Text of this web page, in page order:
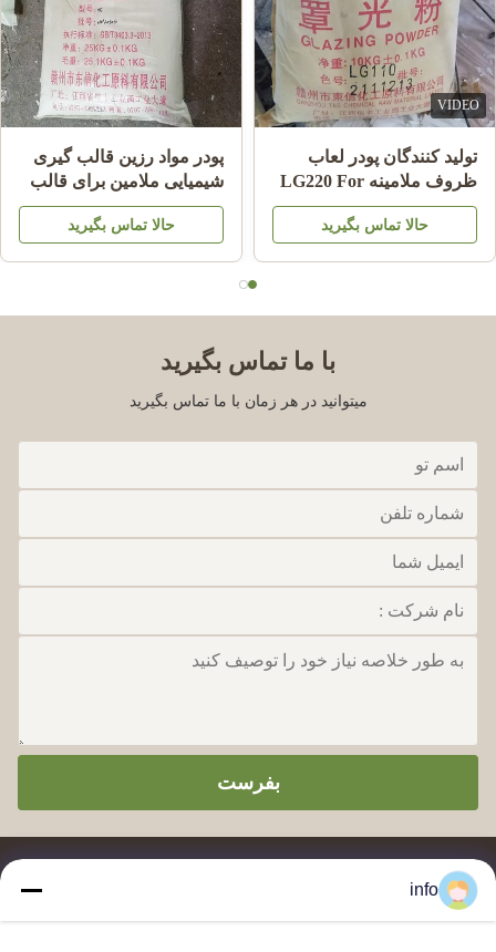
VIDEO
تولید کنندگان پودر لعاب
ظروف ملامینه LG220 For
Shining Plate Melamine
حالا تماس بگیرید
پودر مواد رزین قالب گیری
شیمیایی ملامین برای قالب
گیری ظروف ملامینه A5
حالا تماس بگیرید
با ما تماس بگیرید
میتوانید در هر زمان با ما تماس بگیرید
بفرست
info